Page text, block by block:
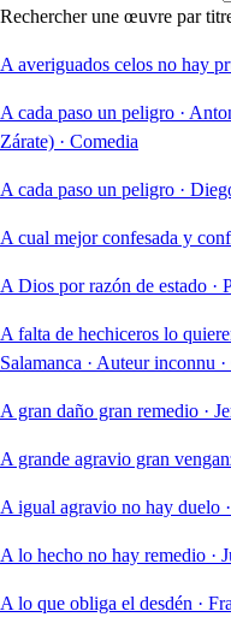
Rechercher une œuvre par
A averiguados celos no hay
A cada paso un peligro ·
Zárate) · Comedia
A cada paso un peligro ·
A cual mejor confesada y
A Dios por razón de estado ·
A falta de hechiceros lo
Salamanca · Auteur inconnu ·
A gran daño gran remedio ·
A grande agravio gran
A igual agravio no hay duelo ·
A lo hecho no hay remedio ·
A lo que obliga el desdén ·